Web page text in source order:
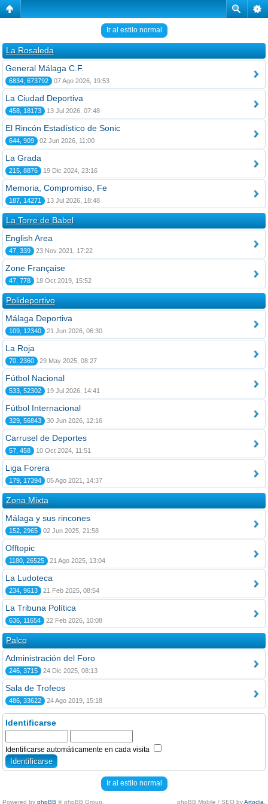
Ir al estilo normal
La Rosaleda
General Málaga C.F.
6834, 673792 07 Ago 2026, 19:53
La Ciudad Deportiva
458, 18173 13 Jul 2026, 07:48
El Rincón Estadístico de Sonic
644, 909 02 Jun 2026, 11:00
La Grada
215, 8876 19 Dic 2024, 23:16
Memoria, Compromiso, Fe
187, 14271 13 Jul 2026, 18:48
La Torre de Babel
English Area
47, 339 23 Nov 2021, 17:22
Zone Française
47, 778 18 Oct 2019, 15:52
Polideportivo
Málaga Deportiva
109, 12340 21 Jun 2026, 06:30
La Roja
70, 2360 29 May 2025, 08:27
Fútbol Nacional
533, 52302 19 Jul 2026, 14:41
Fútbol Internacional
329, 56843 30 Jun 2026, 12:16
Carrusel de Deportes
57, 458 10 Oct 2024, 11:51
Liga Forera
179, 17394 05 Ago 2021, 14:37
Zona Mixta
Málaga y sus rincones
152, 2965 02 Jun 2025, 21:58
Offtopic
1180, 26525 21 Ago 2025, 13:04
La Ludoteca
234, 9613 21 Feb 2025, 08:54
La Tribuna Política
636, 11654 22 Feb 2026, 10:08
Palco
Administración del Foro
246, 3715 24 Dic 2025, 08:13
Sala de Trofeos
486, 33622 24 Ago 2019, 15:18
Identificarse
Identificarse automáticamente en cada visita
Ir al estilo normal
Powered by phpBB © phpBB Group. phpBB Mobile / SEO byArtodia